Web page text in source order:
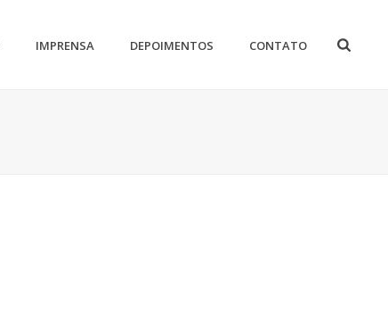
IMPRENSA DEPOIMENTOS CONTATO